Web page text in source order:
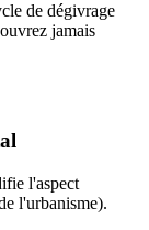
de dégivrage
jamais
l'aspect
l'urbanisme).